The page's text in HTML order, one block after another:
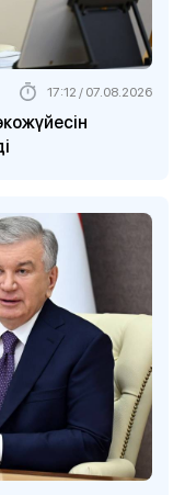
17:12 / 07.08.2026